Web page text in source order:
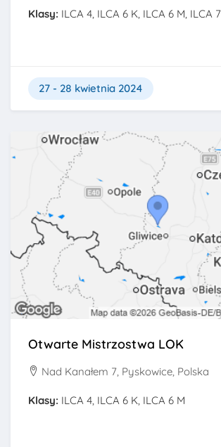
Klasy: ILCA 4, ILCA 6 K, ILCA 6 M, ILCA 7
27 - 28 kwietnia 2024
Otwarte Mistrzostwa LOK
Nad Kanałem 7, Pyskowice, Polska
Klasy: ILCA 4, ILCA 6 K, ILCA 6 M